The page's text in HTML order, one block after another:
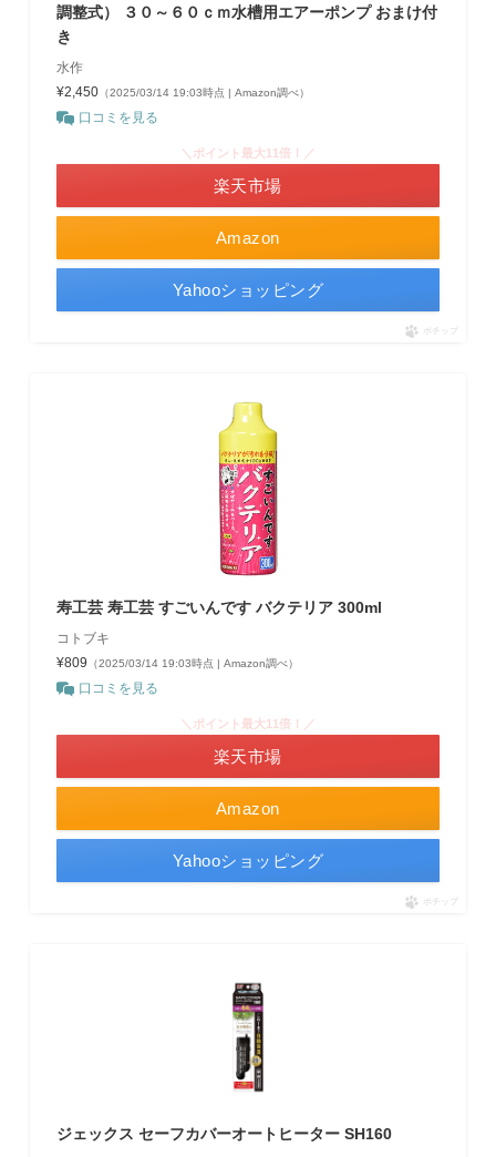
調整式） ３０～６０ｃｍ水槽用エアーポンプ おまけ付
き
水作
¥2,450（2025/03/14 19:03時点 | Amazon調べ）
口コミを見る
Amazon
＼ポイント最大11倍！／
楽天市場
Yahooショッピング
ポチップ
寿工芸 寿工芸 すごいんです バクテリア 300ml
コトブキ
¥809 （2025/03/14 19:03時点 | Amazon調べ）
口コミを見る
Amazon
＼ポイント最大11倍！／
楽天市場
Yahooショッピング
ポチップ
ジェックス セーフカバーオートヒーター SH160